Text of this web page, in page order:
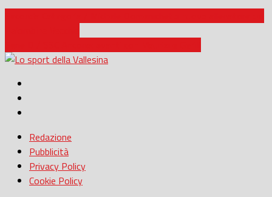
Redazione
Pubblicità
Privacy Policy
Cookie Policy